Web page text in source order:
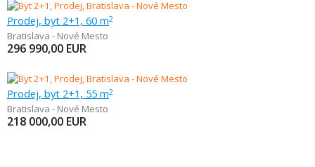
Prodej, byt 2+1, 60 m2
Bratislava - Nové Mesto
296 990,00 EUR
Prodej, byt 2+1, 55 m2
Bratislava - Nové Mesto
218 000,00 EUR